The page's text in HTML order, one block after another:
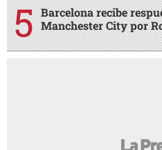
Barcelona recibe
Manchester City por